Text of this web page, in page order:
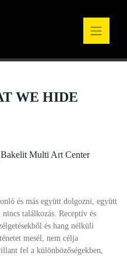
WE HIDE
Multi Art Center
és más együtt dolgozni, együtt
találkozás. Receptív és
és hang nélküli
mesél, nem célja
fel a különbözőségekben,